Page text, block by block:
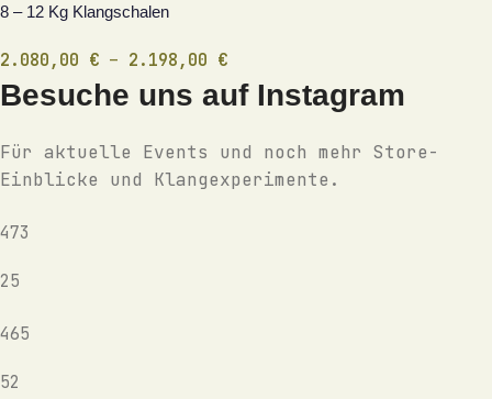
8 – 12 Kg Klangschalen
2.080,00 € – 2.198,00 €
Besuche uns auf Instagram
Für aktuelle Events und noch mehr Store-
Einblicke und Klangexperimente.
473
25
465
52